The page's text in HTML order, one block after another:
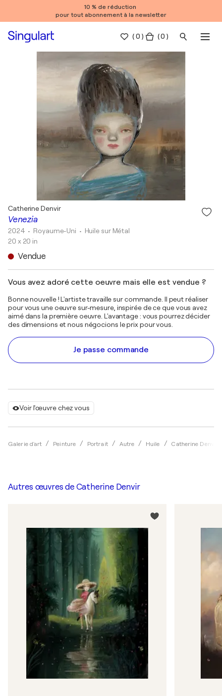
10 % de réduction
pour tout abonnement à la newsletter
(0 ) ( 0 )
Voir l'œuvre chez vous
Galerie d'art Peinture Portrait Autre Huile Catherine Denvir
Venezia
Catherine Denvir
2024 • Royaume-Uni • Huile sur Métal
20 x 20 in
Vendue
Vous avez adoré cette oeuvre mais elle est vendue ?
Bonne nouvelle ! L'artiste travaille sur commande. Il peut réaliser
pour vous une oeuvre sur-mesure, inspirée de ce que vous avez
aimé dans la première oeuvre. L'avantage : vous pourrez décider
des dimensions et nous négocions le prix pour vous.
Je passe commande
Autres œuvres de Catherine Denvir